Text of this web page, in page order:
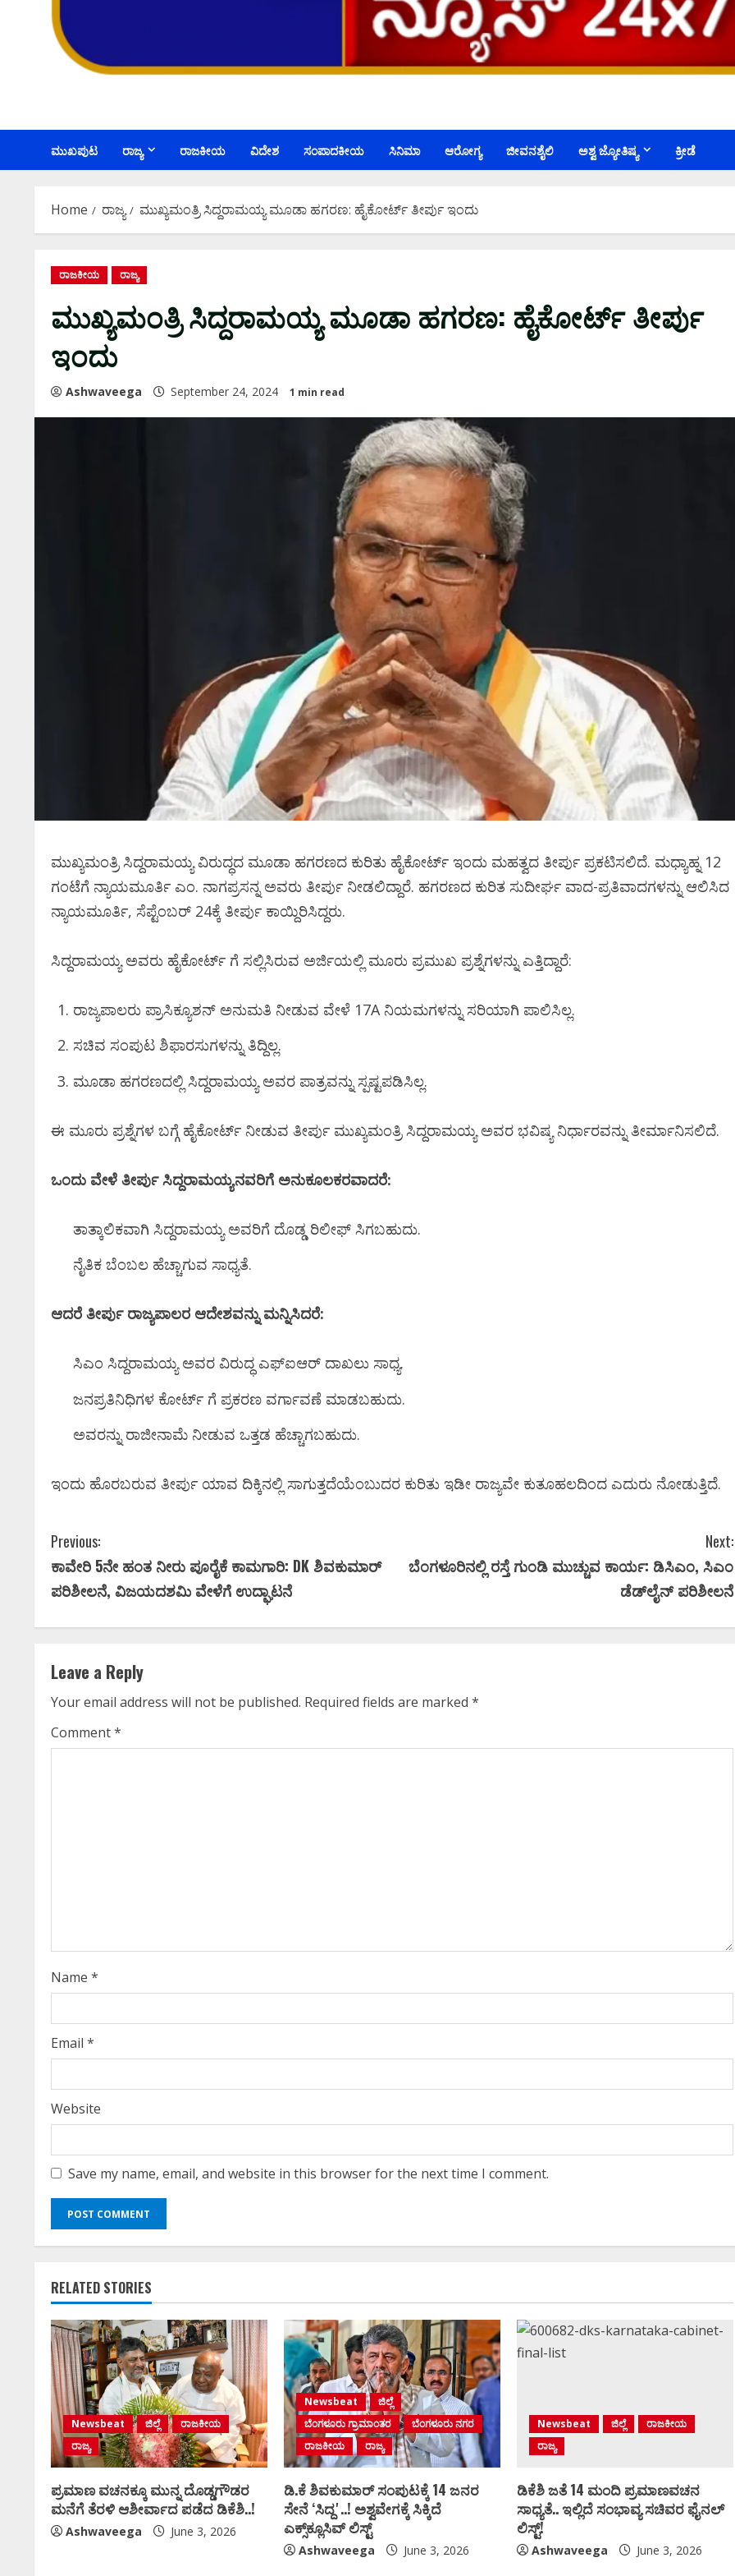
ಮುಖಪುಟ ರಾಜ್ಯ ರಾಜಕೀಯ ವಿದೇಶ ಸಂಪಾದಕೀಯ ಸಿನಿಮಾ ಆರೋಗ್ಯ ಜೀವನಶೈಲಿ ಅಶ್ವ ಜ್ಯೋತಿಷ್ಯ ಕ್ರೀಡೆ
Home ರಾಜ್ಯ ಮುಖ್ಯಮಂತ್ರಿ ಸಿದ್ದರಾಮಯ್ಯ ಮೂಡಾ ಹಗರಣ: ಹೈಕೋರ್ಟ್ ತೀರ್ಪು ಇಂದು
ರಾಜಕೀಯ ರಾಜ್ಯ
ಮುಖ್ಯಮಂತ್ರಿ ಸಿದ್ದರಾಮಯ್ಯ ಮೂಡಾ ಹಗರಣ: ಹೈಕೋರ್ಟ್ ತೀರ್ಪು
ಇಂದು
Ashwaveega September 24, 2024 1 min read
ಮುಖ್ಯಮಂತ್ರಿ ಸಿದ್ದರಾಮಯ್ಯ ವಿರುದ್ಧದ ಮೂಡಾ ಹಗರಣದ ಕುರಿತು ಹೈಕೋರ್ಟ್ ಇಂದು ಮಹತ್ವದ ತೀರ್ಪು ಪ್ರಕಟಿಸಲಿದೆ. ಮಧ್ಯಾಹ್ನ 12
ಗಂಟೆಗೆ ನ್ಯಾಯಮೂರ್ತಿ ಎಂ. ನಾಗಪ್ರಸನ್ನ ಅವರು ತೀರ್ಪು ನೀಡಲಿದ್ದಾರೆ. ಹಗರಣದ ಕುರಿತ ಸುದೀರ್ಘ ವಾದ-ಪ್ರತಿವಾದಗಳನ್ನು ಆಲಿಸಿದ
ನ್ಯಾಯಮೂರ್ತಿ, ಸೆಪ್ಟೆಂಬರ್ 24ಕ್ಕೆ ತೀರ್ಪು ಕಾಯ್ದಿರಿಸಿದ್ದರು.
ಸಿದ್ದರಾಮಯ್ಯ ಅವರು ಹೈಕೋರ್ಟ್ ಗೆ ಸಲ್ಲಿಸಿರುವ ಅರ್ಜಿಯಲ್ಲಿ ಮೂರು ಪ್ರಮುಖ ಪ್ರಶ್ನೆಗಳನ್ನು ಎತ್ತಿದ್ದಾರೆ:
ರಾಜ್ಯಪಾಲರು ಪ್ರಾಸಿಕ್ಯೂಶನ್ ಅನುಮತಿ ನೀಡುವ ವೇಳೆ 17A ನಿಯಮಗಳನ್ನು ಸರಿಯಾಗಿ ಪಾಲಿಸಿಲ್ಲ.
ಸಚಿವ ಸಂಪುಟ ಶಿಫಾರಸುಗಳನ್ನು ತಿದ್ದಿಲ್ಲ.
ಮೂಡಾ ಹಗರಣದಲ್ಲಿ ಸಿದ್ದರಾಮಯ್ಯ ಅವರ ಪಾತ್ರವನ್ನು ಸ್ಪಷ್ಟಪಡಿಸಿಲ್ಲ.
ಈ ಮೂರು ಪ್ರಶ್ನೆಗಳ ಬಗ್ಗೆ ಹೈಕೋರ್ಟ್ ನೀಡುವ ತೀರ್ಪು ಮುಖ್ಯಮಂತ್ರಿ ಸಿದ್ದರಾಮಯ್ಯ ಅವರ ಭವಿಷ್ಯ ನಿರ್ಧಾರವನ್ನು ತೀರ್ಮಾನಿಸಲಿದೆ.
ಒಂದು ವೇಳೆ ತೀರ್ಪು ಸಿದ್ದರಾಮಯ್ಯನವರಿಗೆ ಅನುಕೂಲಕರವಾದರೆ:
ತಾತ್ಕಾಲಿಕವಾಗಿ ಸಿದ್ದರಾಮಯ್ಯ ಅವರಿಗೆ ದೊಡ್ಡ ರಿಲೀಫ್ ಸಿಗಬಹುದು.
ನೈತಿಕ ಬೆಂಬಲ ಹೆಚ್ಚಾಗುವ ಸಾಧ್ಯತೆ.
ಆದರೆ ತೀರ್ಪು ರಾಜ್ಯಪಾಲರ ಆದೇಶವನ್ನು ಮನ್ನಿಸಿದರೆ:
ಸಿಎಂ ಸಿದ್ದರಾಮಯ್ಯ ಅವರ ವಿರುದ್ಧ ಎಫ್ಐಆರ್ ದಾಖಲು ಸಾಧ್ಯ.
ಜನಪ್ರತಿನಿಧಿಗಳ ಕೋರ್ಟ್ ಗೆ ಪ್ರಕರಣ ವರ್ಗಾವಣೆ ಮಾಡಬಹುದು.
ಅವರನ್ನು ರಾಜೀನಾಮೆ ನೀಡುವ ಒತ್ತಡ ಹೆಚ್ಚಾಗಬಹುದು.
ಇಂದು ಹೊರಬರುವ ತೀರ್ಪು ಯಾವ ದಿಕ್ಕಿನಲ್ಲಿ ಸಾಗುತ್ತದೆಯೆಂಬುದರ ಕುರಿತು ಇಡೀ ರಾಜ್ಯವೇ ಕುತೂಹಲದಿಂದ ಎದುರು ನೋಡುತ್ತಿದೆ.
C
o
i
n
u
i
n
g
Previous:
ಕಾವೇರಿ 5ನೇ ಹಂತ ನೀರು ಪೂರೈಕೆ ಕಾಮಗಾರಿ: DK ಶಿವಕುಮಾರ್
ಪರಿಶೀಲನೆ, ವಿಜಯದಶಮಿ ವೇಳೆಗೆ ಉದ್ಘಾಟನೆ
Next:
ಬೆಂಗಳೂರಿನಲ್ಲಿ ರಸ್ತೆ ಗುಂಡಿ ಮುಚ್ಚುವ ಕಾರ್ಯ: ಡಿಸಿಎಂ, ಸಿಎಂ
ಡೆಡ್‌ಲೈನ್ ಪರಿಶೀಲನೆ
Leave a Reply
Your email address will not be published. Required fields are marked *
Comment*
Name *
Email *
Website
Save my name, email, and website in this browser for the next time I comment.
RELATED STORIES
Newsbeat ಜಿಲ್ಲೆ
ರಾಜಕೀಯ
ರಾಜ್ಯ
ಪ್ರಮಾಣ ವಚನಕ್ಕೂ ಮುನ್ನ ದೊಡ್ಡಗೌಡರ
ಮನೆಗೆ ತೆರಳಿ ಆಶೀರ್ವಾದ ಪಡೆದ ಡಿಕೆಶಿ..!
Ashwaveega June 3, 2026
Newsbeat
ಜಿಲ್ಲೆ
ಬೆಂಗಳೂರು ಗ್ರಾಮಾಂತರ
ಬೆಂಗಳೂರು ನಗರ
ರಾಜಕೀಯ
ರಾಜ್ಯ
ಡಿ.ಕೆ ಶಿವಕುಮಾರ್‌ ಸಂಪುಟಕ್ಕೆ 14 ಜನರ
ಸೇನೆ ʻಸಿದ್ದʼ..! ಅಶ್ವವೇಗಕ್ಕೆ ಸಿಕ್ಕಿದೆ
ಎಕ್ಸ್‌ಕ್ಲೂಸಿವ್‌ ಲಿಸ್ಟ್‌
Ashwaveega June 3, 2026
Newsbeat ಜಿಲ್ಲೆ
ರಾಜಕೀಯ
ರಾಜ್ಯ
ಡಿಕೆಶಿ ಜತೆ 14 ಮಂದಿ ಪ್ರಮಾಣವಚನ
ಸಾಧ್ಯತೆ.. ಇಲ್ಲಿದೆ ಸಂಭಾವ್ಯ ಸಚಿವರ ಫೈನಲ್
ಲಿಸ್ಟ್‌!
Ashwaveega June 3, 2026
ಆಘಾತ; ʻಹಿಟ್ಲರ್ ಕಲ್ಯಾಣʼ
ನಟನ ದುರಂತ ಅಂತ್ಯ!
ದೊಡ್ಡಗೌಡರ ಮನೆಗೆ ತೆರಳಿ
ಆಶೀರ್ವಾದ ಪಡೆದ ಡಿಕೆಶಿ..!
ಡಿ.ಕೆ
14
ಲಿಸ್ಟ್‌